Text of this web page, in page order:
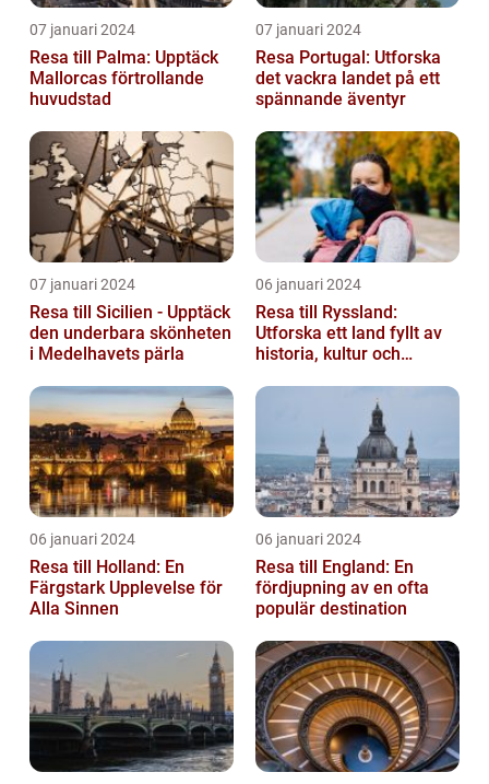
07 januari 2024
Resa till Palma: Upptäck
Mallorcas förtrollande
huvudstad
07 januari 2024
Resa Portugal: Utforska
det vackra landet på ett
spännande äventyr
07 januari 2024
Resa till Sicilien - Upptäck
den underbara skönheten
i Medelhavets pärla
06 januari 2024
Resa till Ryssland:
Utforska ett land fyllt av
historia, kultur och
06 januari 2024
Resa till Holland: En
Färgstark Upplevelse för
Alla Sinnen
06 januari 2024
Resa till England: En
fördjupning av en ofta
populär destination